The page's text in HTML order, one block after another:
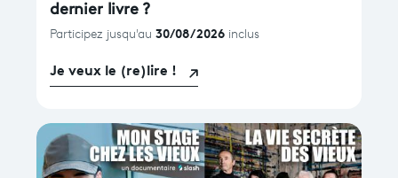
dernier livre ?
Participez jusqu'au 30/08/2026 inclus
Je veux le (re)lire !